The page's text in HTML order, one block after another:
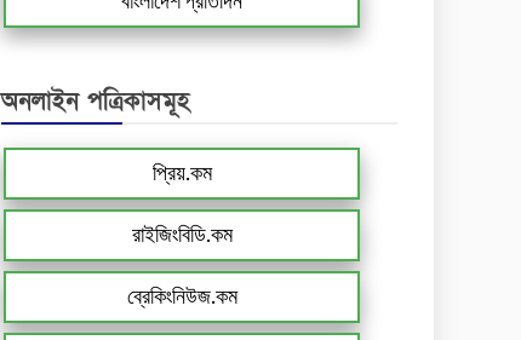
অনলাইন পত্রিকাসমূহ
প্রিয়.কম
রাইজিংবিডি.কম
ব্রেকিংনিউজ.কম